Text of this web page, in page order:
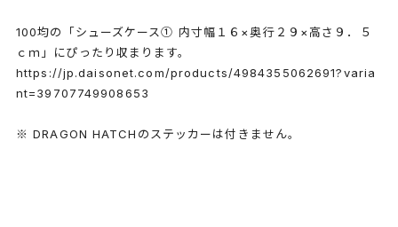
100均の「シューズケース① 内寸幅１６×奥行２９×高さ９．５
ｃｍ」にぴったり収まります。
https://jp.daisonet.com/products/4984355062691?varia
nt=39707749908653
※ DRAGON HATCHのステッカーは付きません。